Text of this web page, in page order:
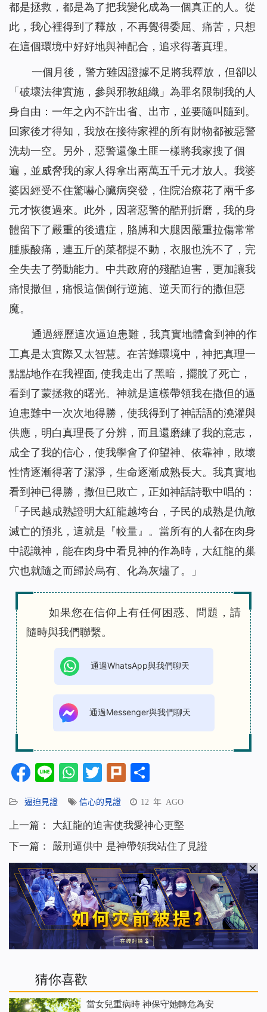
都是拯救，都是為了把我變化成為一個真正的人。從
此，我心裡得到了釋放，不再覺得委屈、痛苦，只想
在這個環境中好好地與神配合，追求得著真理。
一個月後，警方雖因證據不足將我釋放，但卻以
「破壞法律實施，參與邪教組織」為罪名限制我的人
身自由：一年之內不許出省、出市，並要隨叫隨到。
回家後才得知，我放在接待家裡的所有財物都被惡警
洗劫一空。另外，惡警還像土匪一樣將我家搜了個
遍，並威脅我的家人得拿出兩萬五千元才放人。我婆
婆因經受不住驚嚇心臟病突發，住院治療花了兩千多
元才恢復過來。此外，因著惡警的酷刑折磨，我的身
體留下了嚴重的後遺症，胳膊和大腿因嚴重拉傷常常
腫脹酸痛，連五斤的菜都提不動，衣服也洗不了，完
全失去了勞動能力。中共政府的殘酷迫害，更加讓我
痛恨撒但，痛恨這個倒行逆施、逆天而行的撒但惡
魔。
通過經歷這次逼迫患難，我真實地體會到神的作
工真是太實際又太智慧。在苦難環境中，神把真理一
點點地作在我裡面, 使我走出了黑暗，擺脫了死亡，
看到了蒙拯救的曙光。神就是這樣帶領我在撒但的逼
迫患難中一次次地得勝，使我得到了神話語的澆灌與
供應，明白真理長了分辨，而且還磨練了我的意志，
成全了我的信心，使我學會了仰望神、依靠神，敗壞
性情逐漸得著了潔淨，生命逐漸成熟長大。我真實地
看到神已得勝，撒但已敗亡，正如神話詩歌中唱的：
「 子民越成熟證明大紅龍越垮台，子民的成熟是仇敵
滅亡的預兆，這就是『較量』。當所有的人都在肉身
中認識神，能在肉身中看見神的作為時，大紅龍的巢
穴也就隨之而歸於烏有、化為灰燼了。
」
如果您在信仰上有任何困惑、問題，請
隨時與我們聯繫。
通過WhatsApp與我們聊天
通過Messenger與我們聊天
Facebook
LineWhatsApp
Twitter
Plurk
享
逼迫見證 信心的見證 12 年 AGO
上一篇：
大紅龍的迫害使我愛神心更堅
下一篇：
嚴刑逼供中 是神帶領我站住了見證
猜你喜歡
當女兒重病時 神保守她轉危為安